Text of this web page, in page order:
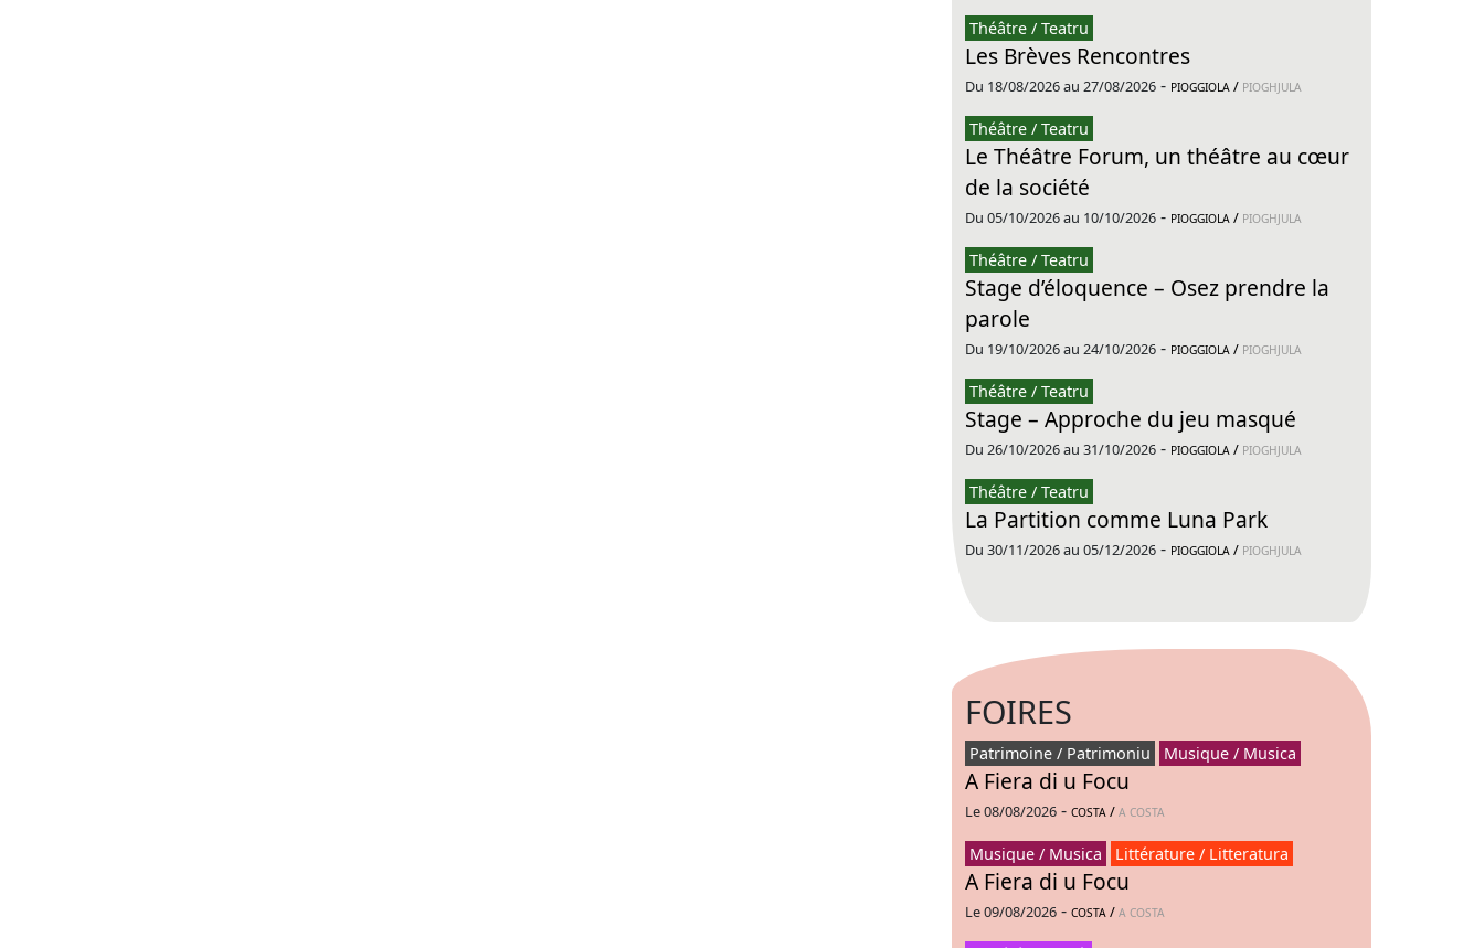
Théâtre / Teatru
Les Brèves Rencontres
Du 18/08/2026 au 27/08/2026 - PIOGGIOLA / PIOGHJULA
Théâtre / Teatru
Le Théâtre Forum, un théâtre au cœur
de la société
Du 05/10/2026 au 10/10/2026 - PIOGGIOLA / PIOGHJULA
Théâtre / Teatru
Stage d’éloquence – Osez prendre la
parole
Du 19/10/2026 au 24/10/2026 - PIOGGIOLA / PIOGHJULA
Théâtre / Teatru
Stage – Approche du jeu masqué
Du 26/10/2026 au 31/10/2026 - PIOGGIOLA / PIOGHJULA
Théâtre / Teatru
La Partition comme Luna Park
Du 30/11/2026 au 05/12/2026 - PIOGGIOLA / PIOGHJULA
FOIRES
Patrimoine / Patrimoniu Musique / Musica
A Fiera di u Focu
Le 08/08/2026 - COSTA / A COSTA
Musique / Musica Littérature / Litteratura
A Fiera di u Focu
Le 09/08/2026 - COSTA / A COSTA